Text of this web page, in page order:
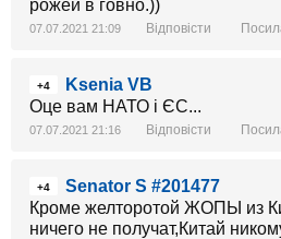
рожей в говно.))
07.07.2021 21:09 Відповісти
+4
Ksenia VB
Оце вам НАТО і ЄС...
07.07.2021 21:16 Відповісти
+4
Senator S #201477
Кроме желторотой ЖОПЫ из
ничего не получат,Китай